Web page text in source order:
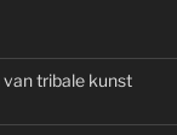
tribale kunst